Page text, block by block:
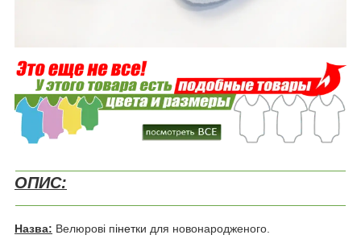
ОПИС:
Назва: Велюрові пінетки для новонародженого.